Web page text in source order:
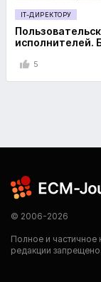
IT-ДИРЕКТОРУ
исполнителей.
5
© 2006-2026
Полное и частичное
редакции запрещено.